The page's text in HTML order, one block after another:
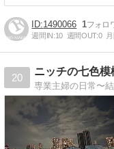
1490066 1
週間IN:10 週間OUT:0
20
ニッチの七色模
専業主婦の日常〜